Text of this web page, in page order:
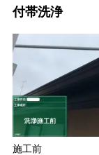
付帯洗浄
施工前